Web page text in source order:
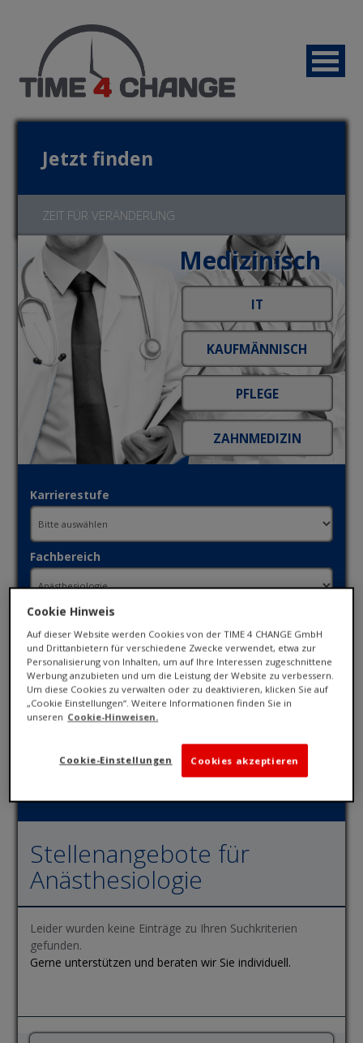
Jetzt bewerben!
Jetzt finden
ZEIT FÜR VERÄNDERUNG
Medizinisch
Karrierestufe
Fachbereich
Ort / PLZ
Umkreis
Stellenangebote für
Anästhesiologie
Leider wurden keine Einträge zu Ihren Suchkriterien
gefunden.
Gerne unterstützen und beraten wir Sie individuell.
Cookie Hinweis
Auf dieser Website werden Cookies von der TIME 4 CHANGE GmbH
und Drittanbietern für verschiedene Zwecke verwendet, etwa zur
Personalisierung von Inhalten, um auf Ihre Interessen zugeschnittene
Werbung anzubieten und um die Leistung der Website zu verbessern.
Um diese Cookies zu verwalten oder zu deaktivieren, klicken Sie auf
„Cookie Einstellungen“. Weitere Informationen finden Sie in
unseren Cookie-Hinweisen.
Cookies akzeptieren
Cookie-Einstellungen